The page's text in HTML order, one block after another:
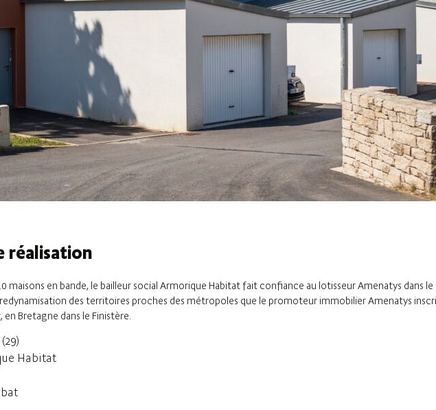
réalisation
maisons en bande, le bailleur social Armorique Habitat fait confiance au lotisseur Amenatys dans le
des territoires proches des métropoles que le promoteur immobilier Amenatys
Bretagne dans le Finistère.
Habitat